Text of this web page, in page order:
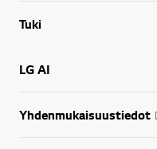
Tuki
LG AI
Yhdenmukaisuustiedot